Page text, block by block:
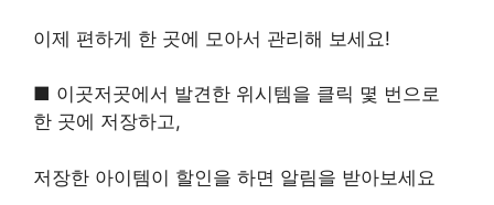
이제 편하게 한 곳에 모아서 관리해 보세요!
■ 이곳저곳에서 발견한 위시템을 클릭 몇 번으로
한 곳에 저장하고,
저장한 아이템이 할인을 하면 알림을 받아보세요